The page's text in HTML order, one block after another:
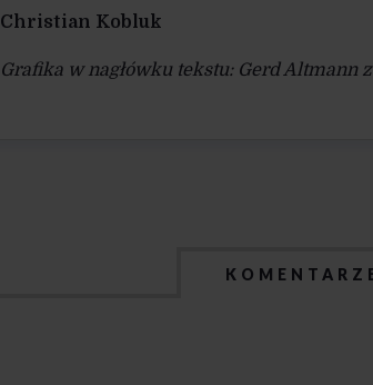
Christian Kobluk
Grafika w nagłówku tekstu: Gerd Altmann